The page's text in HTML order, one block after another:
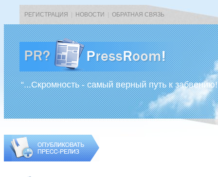
РЕГИСТРАЦИЯ НОВОСТИ ОБРАТНАЯ СВЯЗЬ
“...Скромность - самый верный путь к